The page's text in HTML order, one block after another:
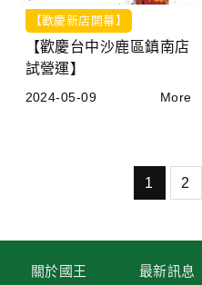
【歡慶新店開幕】
【歡慶台中沙鹿區鎮南店
試營運】
2024-05-09 More
1 2
關於國王 最新訊息